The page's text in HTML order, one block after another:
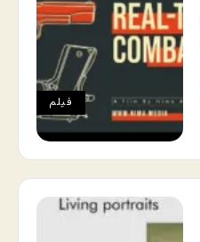
فيلم